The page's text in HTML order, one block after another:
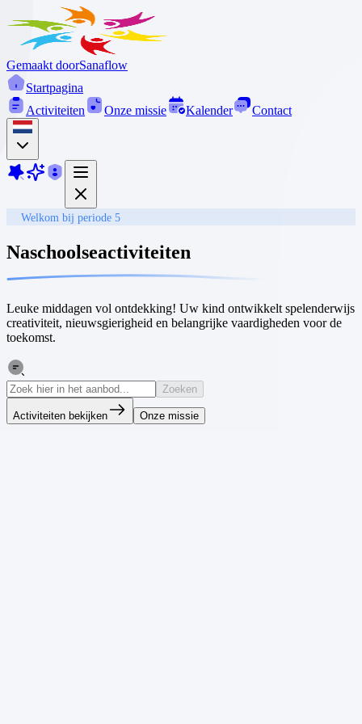
Gemaakt doorSanaflow
Startpagina
Activiteiten
Onze missie Kalender Contact
Welkom bij periode 5
Naschoolseactiviteiten
Leuke middagen vol ontdekking! Uw kind ontwikkelt spelenderwijs
creativiteit, nieuwsgierigheid en belangrijke vaardigheden voor de
toekomst.
Zoeken
Activiteiten bekijken Onze missie